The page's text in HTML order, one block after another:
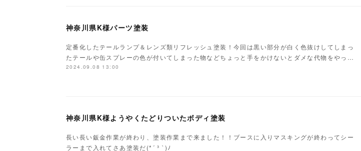
神奈川県K様パーツ塗装
定番化したテールランプ＆レンズ類リフレッシュ塗装！今回は黒い部分が白く色抜けしてしまっ
たテールや缶スプレーの色が付いてしまった物などちょっと手をかけないとダメな代物をやっ…
2024.09.08 13:00
神奈川県K様ようやくたどりついたボディ塗装
長い長い鈑金作業が終わり、塗装作業まで来ました！！ブースに入りマスキングが終わってシー
ラーまで入れてさあ塗装だ(*´ ³ `)ﾉ